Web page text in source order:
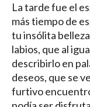
La tarde fue el
más tiempo de
tu insólita
labios, que al
describirlo en
deseos, que se
furtivo